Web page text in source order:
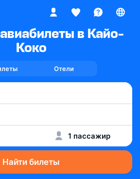
в Кайо-
Коко
Отели
1 пассажир
Найти билеты